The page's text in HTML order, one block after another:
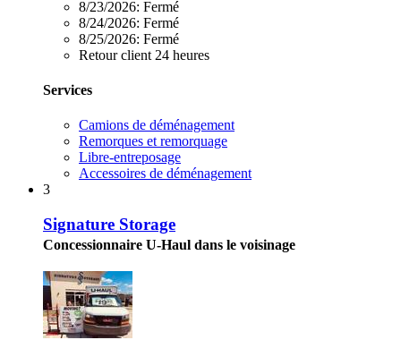
8/23/2026: Fermé
8/24/2026: Fermé
8/25/2026: Fermé
Retour client 24 heures
Services
Camions de déménagement
Remorques et remorquage
Libre-entreposage
Accessoires de déménagement
3
Signature Storage
Concessionnaire U-Haul dans le voisinage